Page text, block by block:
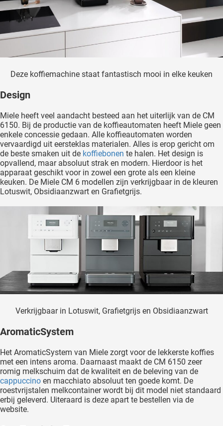
Deze koffiemachine staat fantastisch mooi in elke keuken
Design
Miele heeft veel aandacht besteed aan het uiterlijk van de CM
6150. Bij de productie van de koffieautomaten heeft Miele geen
enkele concessie gedaan. Alle koffieautomaten worden
vervaardigd uit eersteklas materialen. Alles is erop gericht om
de beste smaken uit de koffiebonen te halen. Het design is
opvallend, maar absoluut strak en modern. Hierdoor is het
apparaat geschikt voor in zowel een grote als een kleine
keuken. De Miele CM 6 modellen zijn verkrijgbaar in de kleuren
Lotuswit, Obsidiaanzwart en Grafietgrijs.
Verkrijgbaar in Lotuswit, Grafietgrijs en Obsidiaanzwart
AromaticSystem
Het AromaticSystem van Miele zorgt voor de lekkerste koffies
met een intens aroma. Daarnaast maakt de CM 6150 zeer
romig melkschuim dat de kwaliteit en de beleving van de
cappuccino en macchiato absoluut ten goede komt. De
roestvrijstalen melkcontainer wordt bij dit model niet standaard
erbij geleverd. Uiteraard is deze apart te bestellen via de
website.